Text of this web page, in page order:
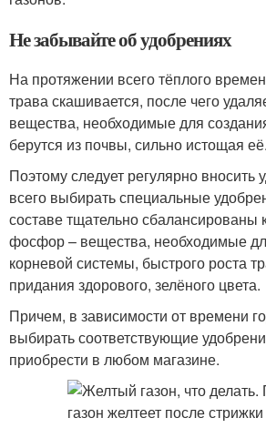
Не забывайте об удобрениях
На протяжении всего тёплого
трава скашивается, после чего
вещества, необходимые для
берутся из почвы, сильно истощая её.
Поэтому следует регулярно
всего выбирать специальные
составе тщательно сбалансированы
фосфор – вещества, необходимые
корневой системы, быстрого роста
придания здорового, зелёного цвета.
Причем, в зависимости от времени
выбирать соответствующие
приобрести в любом магазине.